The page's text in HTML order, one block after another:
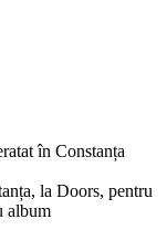
în Constanța
la Doors, pentru
album